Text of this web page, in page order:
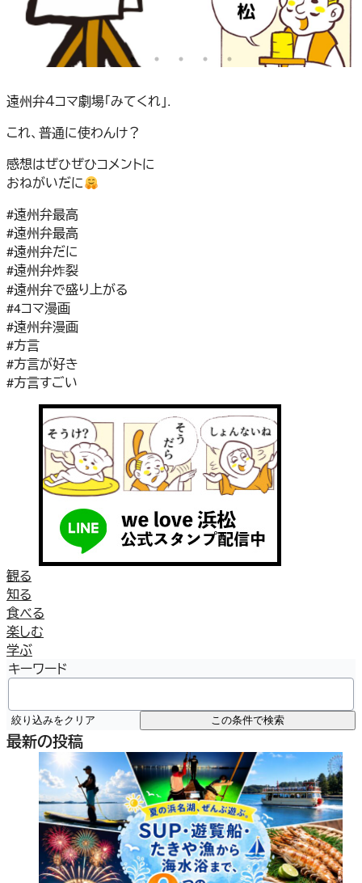
遠州弁４コマ劇場「みてくれ」.
これ、普通に使わんけ？
感想はぜひぜひコメントに
おねがいだに
#遠州弁最高
#遠州弁最高
#遠州弁だに
#遠州弁炸裂
#遠州弁で盛り上がる
#4コマ漫画
#遠州弁漫画
#方言
#方言が好き
#方言すごい
観る
知る
食べる
楽しむ
学ぶ
キーワード
絞り込みをクリア この条件で検索
最新の投稿